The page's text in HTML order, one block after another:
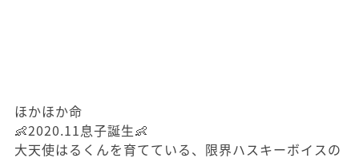
ほかほか命
👶2020.11息子誕生👶
大天使はるくんを育てている、限界ハスキーボイスの